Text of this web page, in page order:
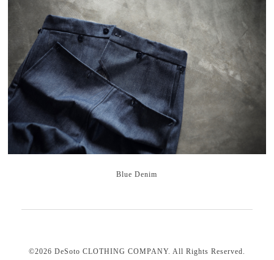
Blue Denim
©2026 DeSoto CLOTHING COMPANY. All Rights Reserved.